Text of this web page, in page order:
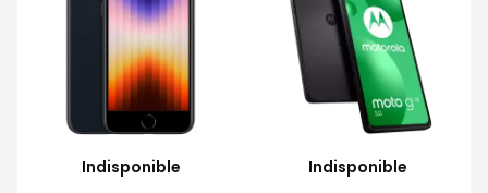
Indisponible
Indisponible